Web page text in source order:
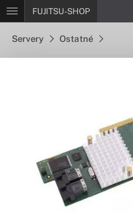
FUJITSU-SHOP
Servery Ostatné